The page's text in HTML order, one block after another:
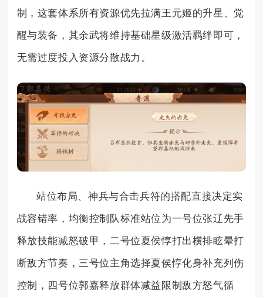
制，这套体系所有资源优先拉满王元姬的升星、觉
醒与装备，其余武将维持基础星级激活羁绊即可，
无需过度投入资源分散战力。
站位布局、神兵与合击兵符的搭配直接决定实
战容错率，均衡控制队标准站位为一号位张辽先手
释放技能减怒破甲，二号位夏侯惇打出横排眩晕打
断敌方节奏，三号位主角选择夏侯惇化身补充列伤
控制，四号位郭嘉释放群体减益限制敌方怒气循